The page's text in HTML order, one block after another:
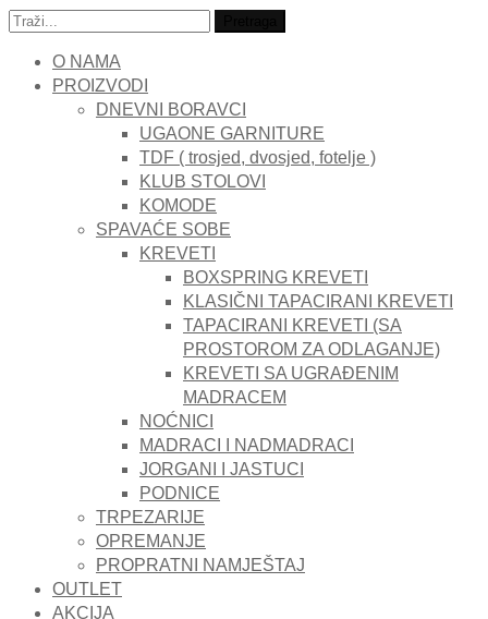
Traži:
O NAMA
PROIZVODI
DNEVNI BORAVCI
UGAONE GARNITURE
TDF ( trosjed, dvosjed, fotelje )
KLUB STOLOVI
KOMODE
SPAVAĆE SOBE
KREVETI
BOXSPRING KREVETI
KLASIČNI TAPACIRANI KREVETI
TAPACIRANI KREVETI (SA
PROSTOROM ZA ODLAGANJE)
KREVETI SA UGRAĐENIM
MADRACEM
NOĆNICI
MADRACI I NADMADRACI
JORGANI I JASTUCI
PODNICE
TRPEZARIJE
OPREMANJE
PROPRATNI NAMJEŠTAJ
OUTLET
AKCIJA